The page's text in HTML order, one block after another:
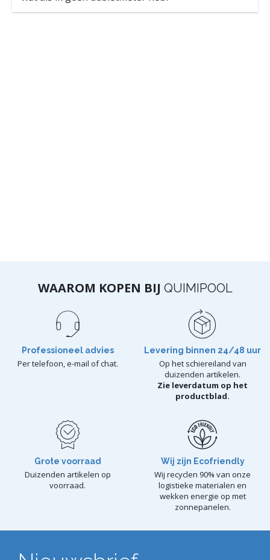
WAAROM KOPEN BIJ QUIMIPOOL
Professioneel advies
Per telefoon, e-mail of chat.
Levering binnen 24/48 uur
Op het schiereiland van
duizenden artikelen.
Zie leverdatum op het
productblad.
Grote voorraad
Duizenden artikelen op
voorraad.
Wij zijn Ecofriendly
Wij recyclen 90% van onze
logistieke materialen en
wekken energie op met
zonnepanelen.